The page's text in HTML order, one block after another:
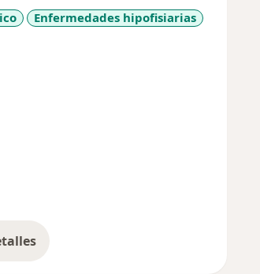
Enfermedades hipofisiarias
la experiencia